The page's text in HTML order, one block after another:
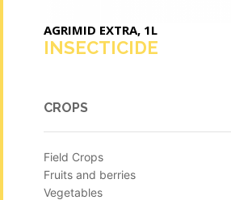
AGRIMID EXTRA, 1L
INSECTICIDE
CROPS
Field Crops
Fruits and berries
Vegetables